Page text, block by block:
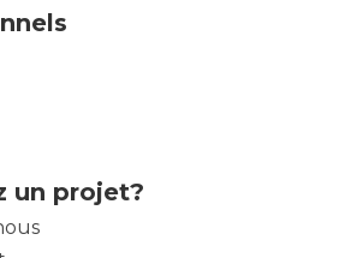
un projet?